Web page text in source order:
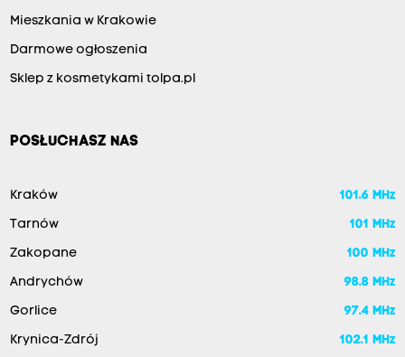
Mieszkania w Krakowie
Darmowe ogłoszenia
Sklep z kosmetykami tolpa.pl
POSŁUCHASZ NAS
Kraków 101.6 MHz
Tarnów 101 MHz
Zakopane 100 MHz
Andrychów 98.8 MHz
Gorlice 97.4 MHz
Krynica-Zdrój 102.1 MHz